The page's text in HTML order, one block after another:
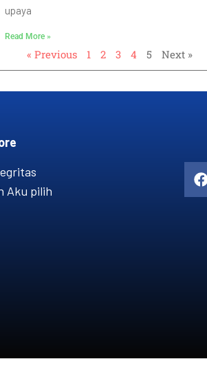
upaya
Read More »
« Previous 1 2 3 4 5 Next »
Aku pilih